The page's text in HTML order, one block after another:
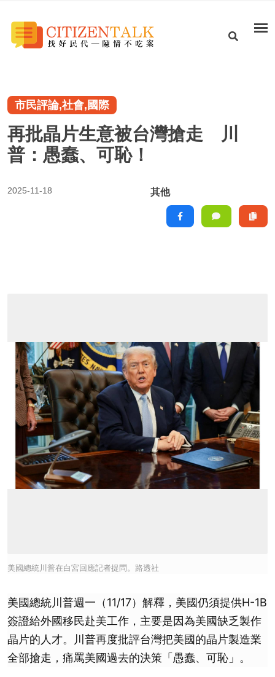
市民評論,社會,國際
再批晶片生意被台灣搶走 川
普：愚蠢、可恥！
2025-11-18 其他
美國總統川普在白宮回應記者提問。路透社
美國總統川普週一（11/17）解釋，美國仍須提供H-1B
簽證給外國移民赴美工作，主要是因為美國缺乏製作
晶片的人才。川普再度批評台灣把美國的晶片製造業
全部搶走，痛罵美國過去的決策「愚蠢、可恥」。